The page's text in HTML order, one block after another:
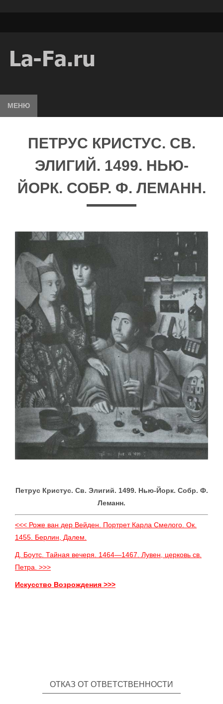
МЕНЮ
ПЕТРУС КРИСТУС. СВ.
ЭЛИГИЙ. 1499. НЬЮ-
ЙОРК. СОБР. Ф. ЛЕМАНН.
Петрус Кристус. Св. Элигий. 1499. Нью-Йорк. Собр. Ф.
Леманн.
<<< Роже ван дер Вейден. Портрет Карла Смелого. Ок.
1455. Берлин, Далем.
Д. Боутс. Тайная вечеря. 1464—1467. Лувен, церковь св.
Петра. >>>
Искусство Возрождения >>>
ОТКАЗ ОТ ОТВЕТСТВЕННОСТИ